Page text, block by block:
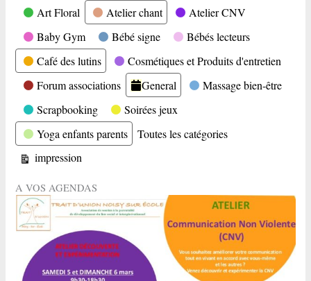
Catégories
Art Floral Atelier chant
Atelier CNV
Baby Gym
Bébé signe
Bébés lecteurs
Café des lutins
Cosmétiques et Produits d'entretien
Forum associations
General
Massage bien-être
Scrapbooking
Soirées jeux
Yoga enfants parents
Toutes les catégories
Vue
impression
A VOS AGENDAS